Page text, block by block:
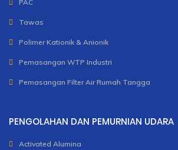
PAC
Tawas
Polimer Kationik & Anionik
Pemasangan WTP Industri
Pemasangan Filter Air Rumah Tangga
PENGOLAHAN DAN PEMURNIAN UDARA
Activated Alumina